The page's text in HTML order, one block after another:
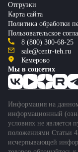
Отгрузки
Карта сайта
Политика обработки
Пользовательское
8 (800) 300-68-25
sale@centr-teh.ru
Кемерово
Мы в соцсетях
Информация на
информационный
условиях не является
положениями Статьи
исчерпывающей